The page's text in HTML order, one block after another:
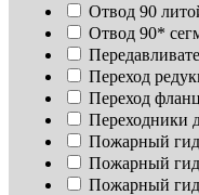
Отвод 90
Отвод 90*
Переход
Переход
Переходники
Пожарный
Пожарный
Пожарный